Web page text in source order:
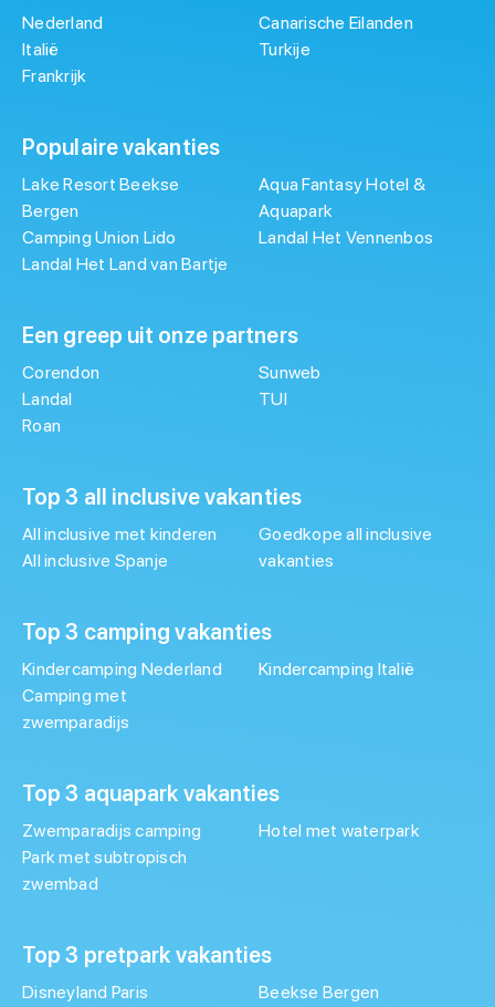
Nederland
Italië
Frankrijk
Canarische Eilanden
Turkije
Populaire vakanties
Lake Resort Beekse
Bergen
Camping Union Lido
Landal Het Land van Bartje
Aqua Fantasy Hotel &
Aquapark
Landal Het Vennenbos
Een greep uit onze partners
Corendon
Landal
Roan
Sunweb
TUI
Top 3 all inclusive vakanties
All inclusive met kinderen
All inclusive Spanje
Goedkope all inclusive
vakanties
Top 3 camping vakanties
Kindercamping Nederland
Camping met
zwemparadijs
Kindercamping Italië
Top 3 aquapark vakanties
Zwemparadijs camping
Park met subtropisch
zwembad
Hotel met waterpark
Top 3 pretpark vakanties
Disneyland Paris Beekse Bergen